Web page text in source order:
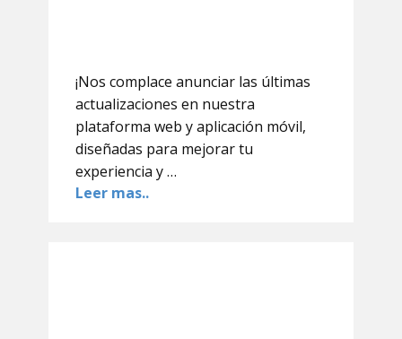
¡Nos complace anunciar las últimas
actualizaciones en nuestra
plataforma web y aplicación móvil,
diseñadas para mejorar tu
experiencia y …
Leer mas..